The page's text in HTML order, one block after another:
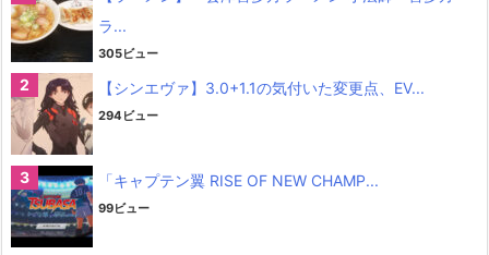
ラ...
305ビュー
【シンエヴァ】3.0+1.1の気付いた変更点、EV...
294ビュー
「キャプテン翼 RISE OF NEW CHAMP...
99ビュー